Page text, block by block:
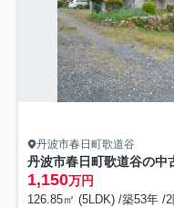
丹波市春日町歌道谷
丹波市春日町歌道谷の中
1,150万円
126.85㎡ (5LDK) /築53年 /